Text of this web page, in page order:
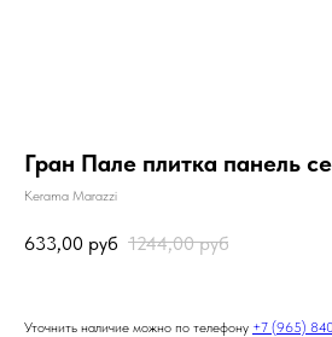
Гран Пале плитка панель
Kerama Marazzi
633,00 руб 1244,00 руб
Уточнить наличие можно по телефону +7 (965)